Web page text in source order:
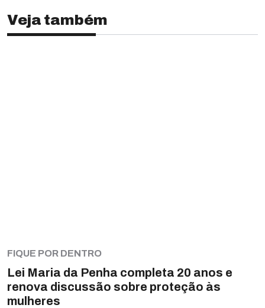
Veja também
FIQUE POR DENTRO
Lei Maria da Penha completa 20 anos e
renova discussão sobre proteção às
mulheres